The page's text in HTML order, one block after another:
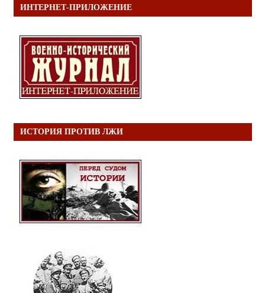
ИНТЕРНЕТ-ПРИЛОЖЕНИЕ
ИСТОРИЯ ПРОТИВ ЛЖИ